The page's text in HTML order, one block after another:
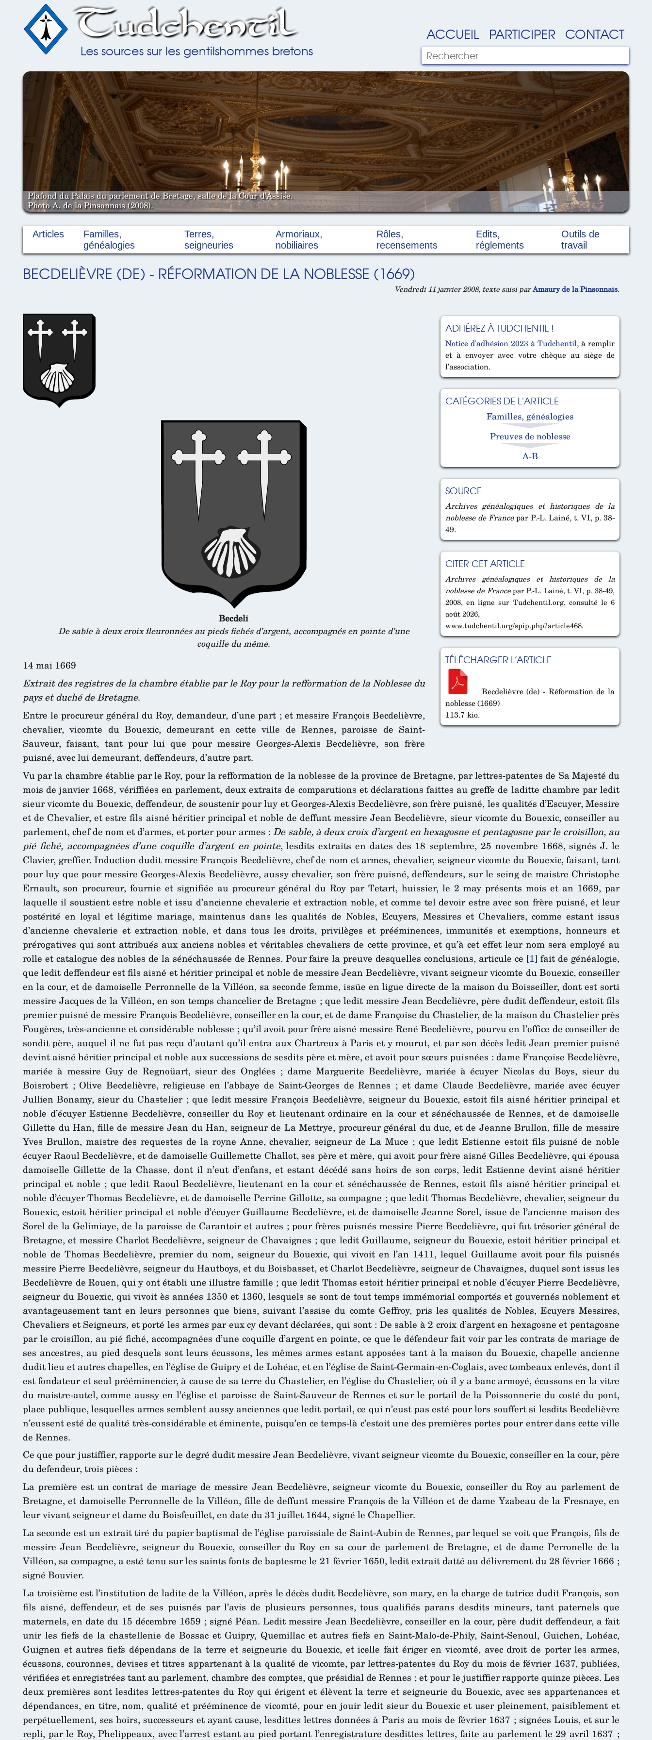
Tudchentil
Les sources sur les gentilshommes bretons
ACCUEIL PARTICIPER CONTACT
Plafond du Palais du parlement de Bretage, salle de la Cour d'Assise.
Photo A. de la Pinsonnais (2008).
Articles
Familles,
généalogies
Terres,
seigneuries
Armoriaux,
nobiliaires
Rôles,
recensements
Edits,
réglements
Outils de
travail
BECDELIÈVRE (DE) - RÉFORMATION DE LA NOBLESSE (1669)
Vendredi 11 janvier 2008, texte saisi parAmaury de la Pinsonnais.
ADHÉREZ À TUDCHENTIL !
Notice d'adhésion 2023 à Tudchentil, à remplir
et à envoyer avec votre chèque au siège de
l'association.
CATÉGORIES DE L'ARTICLE
Familles, généalogies
Preuves de noblesse
A-B
SOURCE
Archives généalogiques et historiques de la
noblesse de Francepar P.-L. Lainé, t. VI, p. 38-
49.
CITER CET ARTICLE
Archives généalogiques et historiques de la
noblesse de Francepar P.-L. Lainé, t. VI, p. 38-49,
2008, en ligne sur Tudchentil.org, consulté le 6
août 2026,
www.tudchentil.org/spip.php?article468.
TÉLÉCHARGER L’ARTICLE
Becdelièvre (de) - Réformation de la
noblesse (1669)
113.7 kio.
Becdeli
De sable à deux croix fleuronnées au pieds fichés d’argent, accompagnés en pointe d’une
coquille du même.
14 mai 1669
Extrait des registres de la chambre établie par le Roy pour la refformation de la Noblesse du
pays et duché de Bretagne.
Entre le procureur général du Roy, demandeur, d’une part ; et messire François Becdelièvre,
chevalier, vicomte du Bouexic, demeurant en cette ville de Rennes, paroisse de Saint-
Sauveur, faisant, tant pour lui que pour messire Georges-Alexis Becdelièvre, son frère
puisné, avec lui demeurant, deffendeurs, d’autre part.
Vu par la chambre établie par le Roy, pour la refformation de la noblesse de la province de Bretagne, par lettres-patentes de Sa Majesté du
mois de janvier 1668, vériffiées en parlement, deux extraits de comparutions et déclarations faittes au greffe de laditte chambre par ledit
sieur vicomte du Bouexic, deffendeur, de soustenir pour luy et Georges-Alexis Becdelièvre, son frère puisné, les qualités d’Escuyer, Messire
et de Chevalier, et estre fils aisné héritier principal et noble de deffunt messire Jean Becdelièvre, sieur vicomte du Bouexic, conseiller au
parlement, chef de nom et d’armes, et porter pour armes :De sable, à deux croix d’argent en hexagosne et pentagosne par le croisillon, au
pié fiché, accompagnées d’une coquille d’argent en pointe, lesdits extraits en dates des 18 septembre, 25 novembre 1668, signés J. le
Clavier, greffier. Induction dudit messire François Becdelièvre, chef de nom et armes, chevalier, seigneur vicomte du Bouexic, faisant, tant
pour luy que pour messire Georges-Alexis Becdelièvre, aussy chevalier, son frère puisné, deffendeurs, sur le seing de maistre Christophe
Ernault, son procureur, fournie et signifiée au procureur général du Roy par Tetart, huissier, le 2 may présents mois et an 1669, par
laquelle il soustient estre noble et issu d’ancienne chevalerie et extraction noble, et comme tel devoir estre avec son frère puisné, et leur
postérité en loyal et légitime mariage, maintenus dans les qualités de Nobles, Ecuyers, Messires et Chevaliers, comme estant issus
d’ancienne chevalerie et extraction noble, et dans tous les droits, privilèges et prééminences, immunités et exemptions, honneurs et
prérogatives qui sont attribués aux anciens nobles etvéritables chevaliers de cette province, et qu’à cet effet leur nom sera employé au
rolle et catalogue des nobles de la sénéchaussée de Rennes. Pour faire la preuve desquelles conclusions, articule ce [1] fait de généalogie,
que ledit deffendeur est fils aisné et héritier principal et noble de messire Jean Becdelièvre, vivant seigneur vicomte du Bouexic, conseiller
en la cour, et de damoiselle Perronnelle de la Villéon, sa seconde femme, issüe en ligue directe de la maison du Boisseiller, dont est sorti
messire Jacques de la Villéon, en son temps chancelier de Bretagne ; que ledit messire Jean Becdelièvre, père dudit deffendeur, estoit fils
premier puisné de messire François Becdelièvre, conseiller en la cour, et de dame Françoise du Chastelier, de la maison du Chastelier près
Fougères, très-ancienne et considérable noblesse ; qu’il avoit pour frère aisné messire René Becdelièvre, pourvu en l’office de conseiller de
sondit père, auquel il ne fut pas reçu d’autant qu’il entra aux Chartreux à Paris et y mourut, et par son décès ledit Jean premier puisné
devint aisné héritier principal et noble aux successions de sesdits père et mère, et avoit pour sœurs puisnées : dame Françoise Becdelièvre,
mariée à messire Guy de Regnoüart, sieur des Onglées ; dame Marguerite Becdelièvre, mariée à écuyer Nicolas du Boys, sieur du
Boisrobert ; Olive Becdelièvre, religieuse en l’abbaye de Saint-Georges de Rennes ; et dame Claude Becdelièvre, mariée avec écuyer
Jullien Bonamy, sieur du Chastelier ; que ledit messire François Becdelièvre, seigneur du Bouexic, estoit fils aisné héritier principal et
noble d’écuyer Estienne Becdelièvre, conseiller du Roy et lieutenant ordinaire en la cour et sénéchaussée de Rennes, et de damoiselle
Gillette du Han, fille de messire Jean du Han, seigneur de La Mettrye, procureur général du duc, et de Jeanne Brullon, fille de messire
Yves Brullon, maistre des requestes de la royne Anne, chevalier, seigneur de La Muce ; que ledit Estienne estoit fils puisné de noble
écuyer Raoul Becdelièvre, et de damoiselle Guillemette Challot, ses père et mère, qui avoit pour frère aisné Gilles Becdelièvre, qui épousa
damoiselle Gillette de la Chasse, dont il n’eut d’enfans, et estant décédé sans hoirs de son corps, ledit Estienne devint aisné héritier
principal et noble ; que ledit Raoul Becdelièvre, lieutenant en la cour et sénéchaussée de Rennes, estoit fils aisné héritier principal et
noble d’écuyer Thomas Becdelièvre, et de damoiselle Perrine Gillotte, sa compagne ; que ledit Thomas Becdelièvre, chevalier, seigneur du
Bouexic, estoit héritier principal et noble d’écuyer Guillaume Becdelièvre, et de damoiselle Jeanne Sorel, issue de l’ancienne maison des
Sorel de la Gelimiaye, de la paroisse de Carantoir et autres ; pour frères puisnés messire Pierre Becdelièvre, qui fut trésorier général de
Bretagne, et messire Charlot Becdelièvre, seigneur de Chavaignes ; que ledit Guillaume, seigneur du Bouexic, estoit héritier principal et
noble de Thomas Becdelièvre, premier du nom, seigneur du Bouexic, qui vivoit en l’an 1411, lequel Guillaume avoit pour fils puisnés
messire Pierre Becdelièvre, seigneur du Hautboys, et du Boisbasset, et Charlot Becdelièvre, seigneur de Chavaignes, duquel sont issus les
Becdelièvre de Rouen, qui y ont établi une illustre famille ; que ledit Thomas estoit héritier principal et noble d’écuyer Pierre Becdelièvre,
seigneur du Bouexic, qui vivoit ès années 1350 et 1360, lesquels se sont de tout temps immémorial comportés et gouvernés noblement et
avantageusement tant en leurs personnes que biens, suivant l’assise du comte Geffroy, pris les qualités de Nobles, Ecuyers Messires,
Chevaliers et Seigneurs, et porté les armes par eux cy devant déclarées, qui sont : De sable à 2 croix d’argent en hexagosne et pentagosne
par le croisillon, au pié fiché, accompagnées d’une coquille d’argent en pointe, ce que le défendeur fait voir par les contrats de mariage de
ses ancestres, au pied desquels sont leurs écussons, les mêmes armes estant apposées tant à la maison du Bouexic, chapelle ancienne
dudit lieu et autres chapelles, en l’église de Guipry et de Lohéac, et en l’église de Saint-Germain-en-Coglais, avec tombeaux enlevés, dont il
est fondateur et seul prééminencier, à cause de sa terre du Chastelier, en l’église du Chastelier, où il y a banc armoyé, écussons en la vitre
du maistre-autel, comme aussy en l’église et paroisse de Saint-Sauveur de Rennes et sur le portail de la Poissonnerie du costé du pont,
place publique, lesquelles armes semblent aussy anciennes que ledit portail, ce qui n’eust pas esté pour lors souffert si lesdits Becdelièvre
n’eussent esté de qualité très-considérable et éminente, puisqu’en ce temps-là c’estoit une des premières portes pour entrer dans cette ville
de Rennes.
Ce que pour justiffier, rapporte sur le degré dudit messire Jean Becdelièvre, vivant seigneur vicomte du Bouexic, conseiller en la cour, père
du defendeur, trois pièces :
La première est un contrat de mariage de messire Jean Becdelièvre, seigneur vicomte du Bouexic, conseiller du Roy au parlement de
Bretagne, et damoiselle Perronnelle de la Villéon, fille de deffunt messire François de la Villéon et de dame Yzabeau de la Fresnaye, en
leur vivant seigneur et dame du Boisfeuillet, en date du 31 juillet 1644, signé le Chapellier.
La seconde est un extrait tiré du papier baptismal de l’église paroissiale de Saint-Aubin de Rennes, par lequel se voit que François, fils de
messire Jean Becdelièvre, seigneur du Bouexic, conseiller du Roy en sa cour de parlement de Bretagne, et de dame Perronelle de la
Villéon, sa compagne, a esté tenu sur les saints fonts de baptesme le 21 février 1650, ledit extrait datté au délivrement du 28 février 1666 ;
signé Bouvier.
La troisième est l’institution de ladite de la Villéon, après le décès dudit Becdelièvre, son mary, en la charge de tutrice dudit François, son
fils aisné, deffendeur, et de ses puisnés par l’avis de plusieurs personnes, tous qualifiés parans desdits mineurs, tant paternels que
maternels, en date du 15 décembre 1659 ; signé Péan. Ledit messire Jean Becdelièvre, conseiller en la cour, père dudit deffendeur, a fait
unir les fiefs de la chastellenie de Bossac et Guipry, Quemillac et autres fiefs en Saint-Malo-de-Phily, Saint-Senoul, Guichen, Lohéac,
Guignen et autres fiefs dépendans de la terre et seigneurie du Bouexic, et icelle fait ériger en vicomté, avec droit de porter les armes,
écussons, couronnes, devises et titres appartenant à la qualité de vicomte, par lettres-patentes du Roy du mois de février 1637, publiées,
vérifiées et enregistrées tant au parlement, chambre des comptes, que présidial de Rennes ; et pour le justiffier rapporte quinze pièces. Les
deux premières sont lesdites lettres-patentes du Roy qui érigent et élèvent la terre et seigneurie du Bouexic, avec ses appartenances et
dépendances, en titre, nom, qualité et prééminence de vicomté, pour en jouir ledit sieur du Bouexic et user pleinement, paisiblement et
perpétuellement, ses hoirs, successeurs et ayant cause, lesdittes lettres données à Paris au mois de février 1637 ; signées Louis, et sur le
repli, par le Roy, Phelippeaux, avec l’arrest estant au pied portant l’enregistrature desdittes lettres, faite au parlement le 29 avril 1637 ;